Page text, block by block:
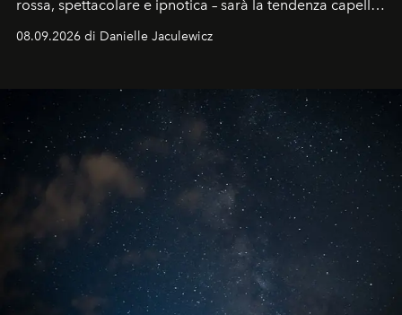
rossa, spettacolare e ipnotica – sarà la tendenza capelli
dell'autunno?
08.09.2026 di Danielle Jaculewicz